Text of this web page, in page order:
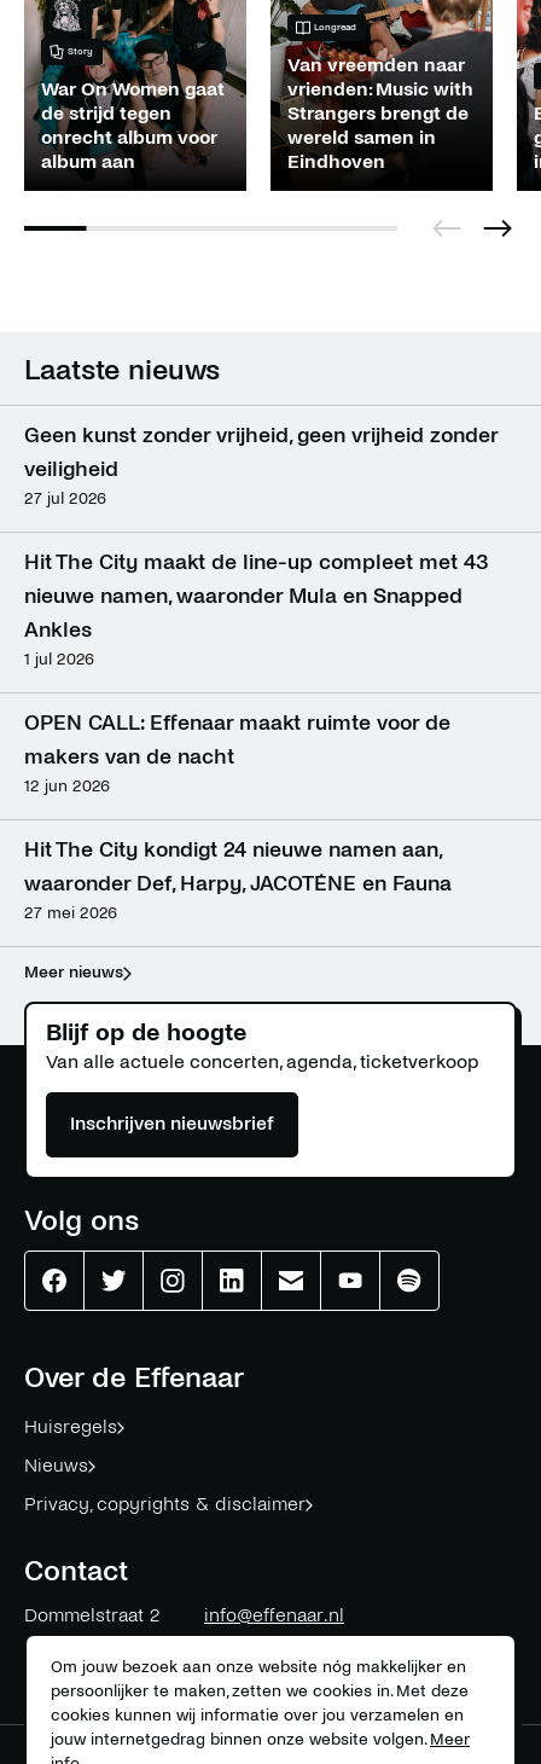
Story
War On Women gaat
de strijd tegen
onrecht album voor
album aan
Longread
Van vreemden naar
vrienden: Music with
Strangers brengt de
wereld samen in
Eindhoven
Laatste nieuws
Geen kunst zonder vrijheid, geen vrijheid zonder
veiligheid
27 jul 2026
Hit The City maakt de line-up compleet met 43
nieuwe namen, waaronder Mula en Snapped
Ankles
1 jul 2026
OPEN CALL: Effenaar maakt ruimte voor de
makers van de nacht
12 jun 2026
Hit The City kondigt 24 nieuwe namen aan,
waaronder Def, Harpy, JACOTÉNE en Fauna
27 mei 2026
Meer nieuws
Over de Effenaar
Huisregels
Nieuws
Privacy, copyrights & disclaimer
Contact
Dommelstraat 2
5611 CK
info@effenaar.nl
Blijf op de hoogte
Van alle actuele concerten, agenda, ticketverkoop
Inschrijven nieuwsbrief
Volg ons
EffenaarEffenaarEffenaarEffenaarEffenaarEffenaarEffenaar
Om jouw bezoek aan onze website nóg makkelijker en
persoonlijker te maken, zetten we cookies in. Met deze
cookies kunnen wij informatie over jou verzamelen en
jouw internetgedrag binnen onze website volgen. Meer